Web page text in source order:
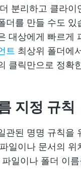
분리하고 클라이
더를 만들 수도 있
대상에게 빠르게
트 최상위 폴더에
클릭만으로 정확
지정 규칙
관된 명명 규칙을
일이나 문서의 위
일이나 폴더 이